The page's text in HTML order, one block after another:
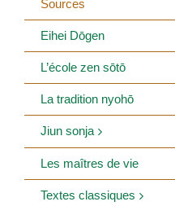
Sources
Eihei Dōgen
L’école zen sōtō
La tradition nyohō
Jiun sonja
Les maîtres de vie
Textes classiques